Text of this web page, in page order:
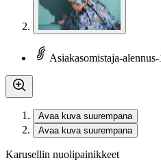
Asiakasomistaja-alennus-
Avaa kuva suurempana
Avaa kuva suurempana
Karusellin nuolipainikkeet